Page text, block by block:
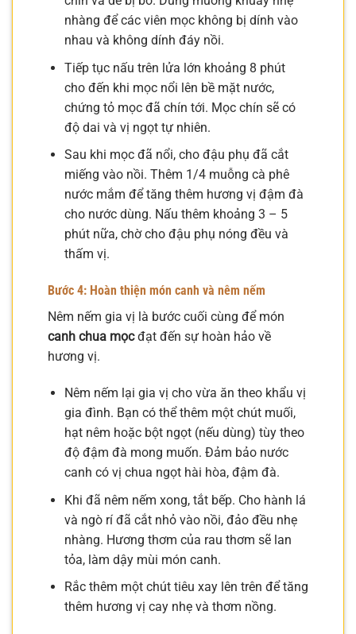
nhàng để các viên mọc không bị dính vào
nhau và không dính đáy nồi.
Tiếp tục nấu trên lửa lớn khoảng 8 phút
cho đến khi mọc nổi lên bề mặt nước,
chứng tỏ mọc đã chín tới. Mọc chín sẽ có
độ dai và vị ngọt tự nhiên.
Sau khi mọc đã nổi, cho đậu phụ đã cắt
miếng vào nồi. Thêm 1/4 muỗng cà phê
nước mắm để tăng thêm hương vị đậm đà
cho nước dùng. Nấu thêm khoảng 3 – 5
phút nữa, chờ cho đậu phụ nóng đều và
thấm vị.
Bước 4: Hoàn thiện món canh và nêm nếm
Nêm nếm gia vị là bước cuối cùng để món
canh chua mọcđạt đến sự hoàn hảo về
hương vị.
Nêm nếm lại gia vị cho vừa ăn theo khẩu vị
gia đình. Bạn có thể thêm một chút muối,
hạt nêm hoặc bột ngọt (nếu dùng) tùy theo
độ đậm đà mong muốn. Đảm bảo nước
canh có vị chua ngọt hài hòa, đậm đà.
Khi đã nêm nếm xong, tắt bếp. Cho hành lá
và ngò rí đã cắt nhỏ vào nồi, đảo đều nhẹ
nhàng. Hương thơm của rau thơm sẽ lan
tỏa, làm dậy mùi món canh.
Rắc thêm một chút tiêu xay lên trên để tăng
thêm hương vị cay nhẹ và thơm nồng.